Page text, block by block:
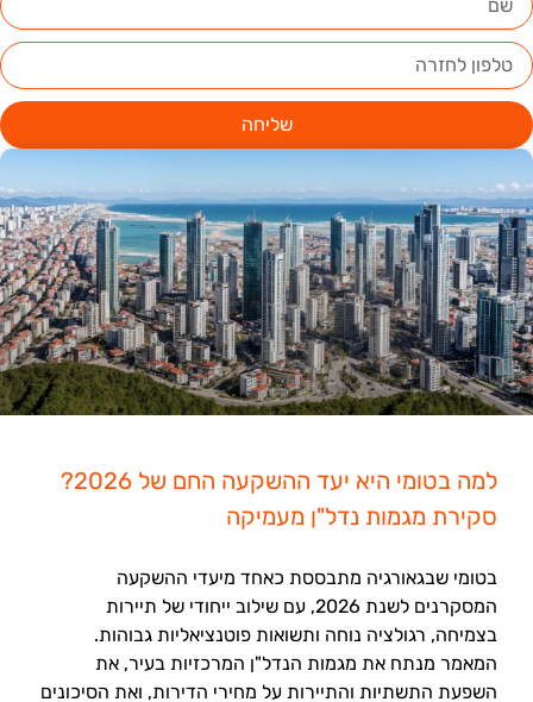
שליחה
למה בטומי היא יעד ההשקעה החם של 2026?
סקירת מגמות נדל"ן מעמיקה
בטומי שבגאורגיה מתבססת כאחד מיעדי ההשקעה
המסקרנים לשנת 2026, עם שילוב ייחודי של תיירות
בצמיחה, רגולציה נוחה ותשואות פוטנציאליות גבוהות.
המאמר מנתח את מגמות הנדל"ן המרכזיות בעיר, את
השפעת התשתיות והתיירות על מחירי הדירות, ואת הסיכונים